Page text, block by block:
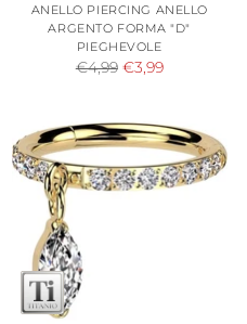
ANELLO PIERCING ANELLO
ARGENTO FORMA "D"
PIEGHEVOLE
Prezzo
€4,99 €3,99